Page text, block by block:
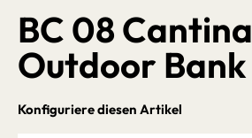
BC 08 Cantina
Outdoor Bank
Konfiguriere diesen Artikel